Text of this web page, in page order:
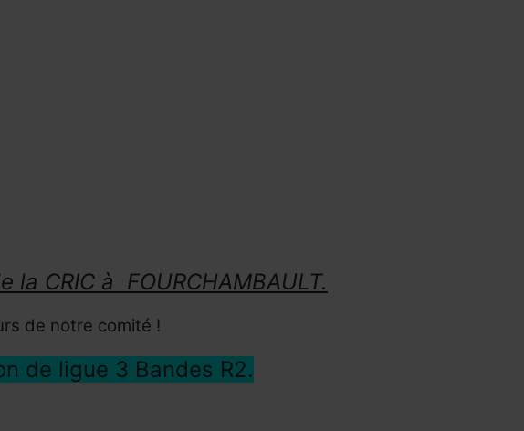
CRIC à FOURCHAMBAULT.
de notre comité !
de ligue 3 Bandes R2.